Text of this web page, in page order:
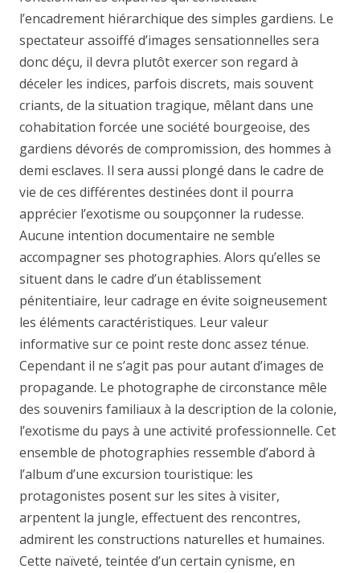
l’encadrement hiérarchique des simples gardiens. Le
spectateur assoiffé d’images sensationnelles sera
donc déçu, il devra plutôt exercer son regard à
déceler les indices, parfois discrets, mais souvent
criants, de la situation tragique, mêlant dans une
cohabitation forcée une société bourgeoise, des
gardiens dévorés de compromission, des hommes à
demi esclaves. Il sera aussi plongé dans le cadre de
vie de ces différentes destinées dont il pourra
apprécier l’exotisme ou soupçonner la rudesse.
Aucune intention documentaire ne semble
accompagner ses photographies. Alors qu’elles se
situent dans le cadre d’un établissement
pénitentiaire, leur cadrage en évite soigneusement
les éléments caractéristiques. Leur valeur
informative sur ce point reste donc assez ténue.
Cependant il ne s’agit pas pour autant d’images de
propagande. Le photographe de circonstance mêle
des souvenirs familiaux à la description de la colonie,
l’exotisme du pays à une activité professionnelle. Cet
ensemble de photographies ressemble d’abord à
l’album d’une excursion touristique: les
protagonistes posent sur les sites à visiter,
arpentent la jungle, effectuent des rencontres,
admirent les constructions naturelles et humaines.
Cette naïveté, teintée d’un certain cynisme, en